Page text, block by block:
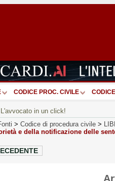
CODICE PROC. CIVILE
in un click!
> Codice di procedura civile >
e della notificazione delle